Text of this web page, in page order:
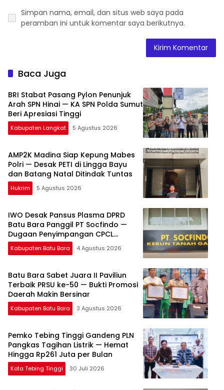
Simpan nama, email, dan situs web saya pada
peramban ini untuk komentar saya berikutnya.
Baca Juga
BRI Stabat Pasang Pylon Penunjuk
Arah SPN Hinai — KA SPN Polda Sumut
Beri Apresiasi Tinggi
Kabupaten Langkat 5 Agustus 2026
AMP2K Madina Siap Kepung Mabes
Polri — Desak PETI di Lingga Bayu
dan Batang Natal Ditindak Tuntas
Hukrim 5 Agustus 2026
IWO Desak Pansus Plasma DPRD
Batu Bara Panggil PT Socfindo —
Dugaan Penyimpangan CPCL
Mengemuka
Kabupaten Batu Bara 4 Agustus 2026
Batu Bara Sabet Juara II Paviliun
Terbaik PRSU ke-50 — Bukti Promosi
Daerah Makin Bersinar
Kabupaten Batu Bara 3 Agustus 2026
Pemko Tebing Tinggi Gandeng PLN
Pangkas Tagihan Listrik — Hemat
Hingga Rp261 Juta per Bulan
Kota Tebing Tinggi 30 Juli 2026